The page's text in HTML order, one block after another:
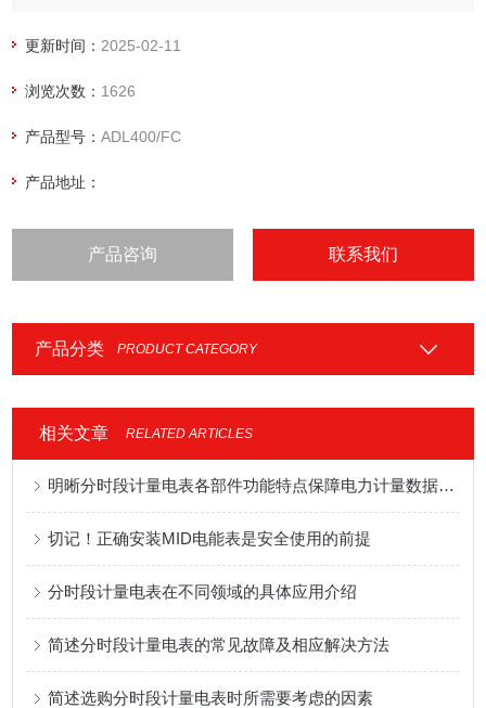
更新时间： 2025-02-11
浏览次数： 1626
产品型号：ADL400/FC
产品地址：
产品咨询 联系我们
产品分类 PRODUCT CATEGORY
相关文章 RELATED ARTICLES
明晰分时段计量电表各部件功能特点保障电力计量数据准确合规
切记！正确安装MID电能表是安全使用的前提
分时段计量电表在不同领域的具体应用介绍
简述分时段计量电表的常见故障及相应解决方法
简述选购分时段计量电表时所需要考虑的因素